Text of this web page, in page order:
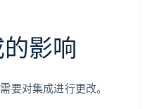
影响
要对集成进行更改。